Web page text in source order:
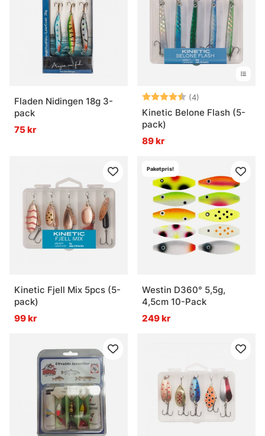
Fladen Nidingen 18g 3-
pack
75 kr
Betyg: (4)
Kinetic Belone Flash (5-
pack)
89 kr
Kinetic Fjell Mix 5pcs (5-
pack)
99 kr
Paketpris!
Westin D360° 5,5g,
4,5cm 10-Pack
249 kr